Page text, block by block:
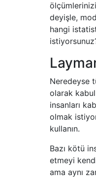
deyişle,
hangi
Neredeyse
olarak
insanları
olmak
kullanın.
Bazı kötü
etmeyi
ama aynı